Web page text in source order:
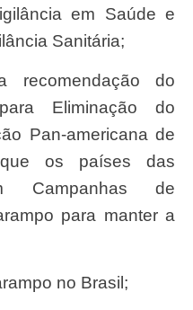
em Saúde e
Sanitária;
Eliminação do
Pan-americana de
os países das
Campanhas de
para manter a
no Brasil;